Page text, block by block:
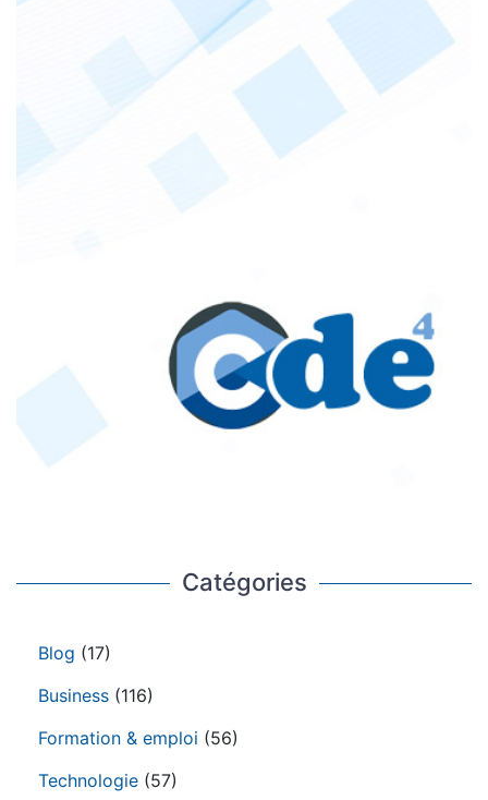
Catégories
Blog (17)
Business (116)
Formation & emploi (56)
Technologie (57)